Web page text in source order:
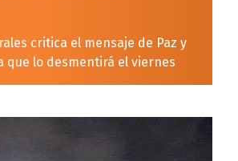
critica el mensaje de Paz y
que lo desmentirá el viernes